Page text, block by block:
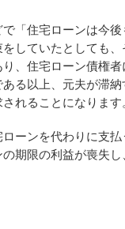
「住宅ローンは今
していたとしても
、住宅ローン債権
る以上、元夫が滞
れることになります
ローンを代わりに支
期限の利益が喪失